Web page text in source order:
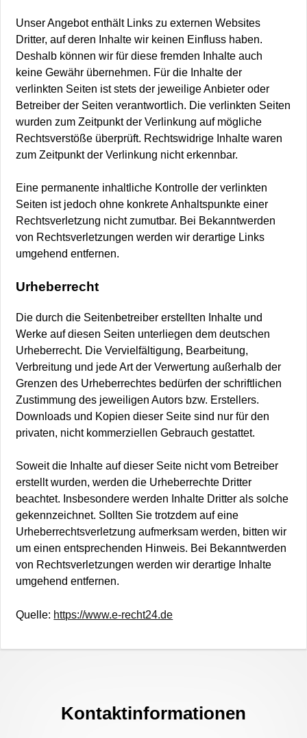
Unser Angebot enthält Links zu externen Websites
Dritter, auf deren Inhalte wir keinen Einfluss haben.
Deshalb können wir für diese fremden Inhalte auch
keine Gewähr übernehmen. Für die Inhalte der
verlinkten Seiten ist stets der jeweilige Anbieter oder
Betreiber der Seiten verantwortlich. Die verlinkten Seiten
wurden zum Zeitpunkt der Verlinkung auf mögliche
Rechtsverstöße überprüft. Rechtswidrige Inhalte waren
zum Zeitpunkt der Verlinkung nicht erkennbar.
Eine permanente inhaltliche Kontrolle der verlinkten
Seiten ist jedoch ohne konkrete Anhaltspunkte einer
Rechtsverletzung nicht zumutbar. Bei Bekanntwerden
von Rechtsverletzungen werden wir derartige Links
umgehend entfernen.
Urheberrecht
Die durch die Seitenbetreiber erstellten Inhalte und
Werke auf diesen Seiten unterliegen dem deutschen
Urheberrecht. Die Vervielfältigung, Bearbeitung,
Verbreitung und jede Art der Verwertung außerhalb der
Grenzen des Urheberrechtes bedürfen der schriftlichen
Zustimmung des jeweiligen Autors bzw. Erstellers.
Downloads und Kopien dieser Seite sind nur für den
privaten, nicht kommerziellen Gebrauch gestattet.
Soweit die Inhalte auf dieser Seite nicht vom Betreiber
erstellt wurden, werden die Urheberrechte Dritter
beachtet. Insbesondere werden Inhalte Dritter als solche
gekennzeichnet. Sollten Sie trotzdem auf eine
Urheberrechtsverletzung aufmerksam werden, bitten wir
um einen entsprechenden Hinweis. Bei Bekanntwerden
von Rechtsverletzungen werden wir derartige Inhalte
umgehend entfernen.
Quelle: https://www.e-recht24.de
ContentKontaktinformationen